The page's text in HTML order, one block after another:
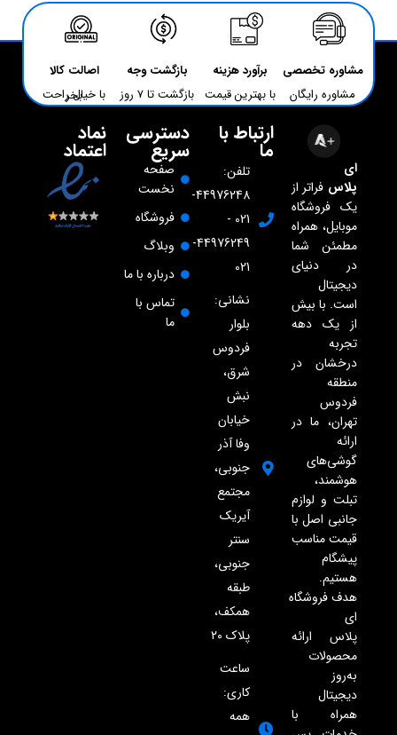
مشاوره تخصصی
مشاوره رایگان
برآورد هزینه
با بهترین قیمت
بازگشت وجه
بازگشت تا 7 روز
اصالت کالا
با خیال راحت بخر
ای
پلاس فراتر از
یک فروشگاه
موبایل، همراه
مطمئن شما
در دنیای
دیجیتال
است. با بیش
از یک دهه
تجربه
درخشان در
منطقه
فردوس
تهران، ما در
ارائه
گوشی‌های
هوشمند،
تبلت و لوازم
جانبی اصل با
قیمت مناسب
پیشگام
هستیم.
هدف فروشگاه
ای
پلاس ارائه
محصولات
به‌روز
دیجیتال
همراه با
ارتباط با
ما
تلفن:
44976248-
021 -
44976249-
021
نشانی:
بلوار
فردوس
شرق،
نبش
خیابان
وفا آذر
جنوبی،
مجتمع
آیریک
سنتر
جنوبی،
طبقه
همکف،
پلاک ۲۰
ساعت
کاری:
همه
دسترسی
سریع
صفحه
نخست
فروشگاه
وبلاگ
درباره با ما
تماس با
ما
نماد
اعتماد